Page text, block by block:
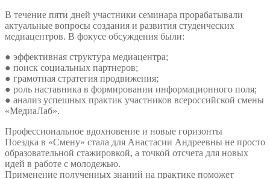
В течение пяти дней участники семинара прорабатывали
актуальные вопросы создания и развития студенческих
медиацентров. В фокусе обсуждения были:
● эффективная структура медиацентра;
● поиск социальных партнеров;
● грамотная стратегия продвижения;
● роль наставника в формировании информационного поля;
● анализ успешных практик участников всероссийской смены
«МедиаЛаб».
Профессиональное вдохновение и новые горизонты
Поездка в «Смену» стала для Анастасии Андреевны не просто
образовательной стажировкой, а точкой отсчета для новых
идей в работе с молодежью.
Применение полученных знаний на практике поможет